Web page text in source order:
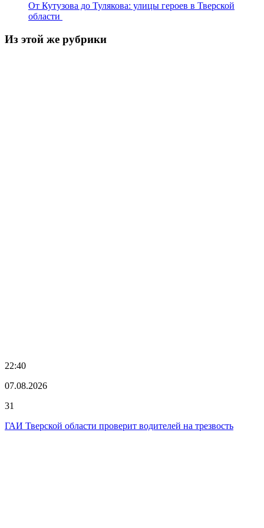
От Кутузова до Тулякова: улицы героев в Тверской
области
Из этой же рубрики
22:40
07.08.2026
31
ГАИ Тверской области проверит водителей на трезвость